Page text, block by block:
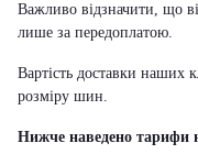
Важливо відзначити, що
лише за передоплатою.
Вартість доставки наших
розміру шин.
Нижче наведено тарифи